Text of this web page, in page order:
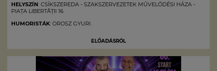
HELYSZÍN: CSÍKSZEREDA - SZAKSZERVEZETEK MŰVELŐDÉSI HÁZA -
PIAȚA LIBERTĂȚII 16.
HUMORISTÁK: OROSZ GYURI.
ELŐADÁSRÓL